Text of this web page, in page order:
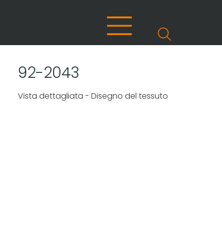
92-2043
Vista dettagliata - Disegno del tessuto